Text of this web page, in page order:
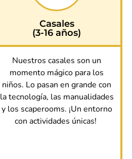
Casales
(3-16 años)
Nuestros casales son un
momento mágico para los
niños. Lo pasan en grande con
la tecnología, las manualidades
y los scaperooms. ¡Un entorno
con actividades únicas!